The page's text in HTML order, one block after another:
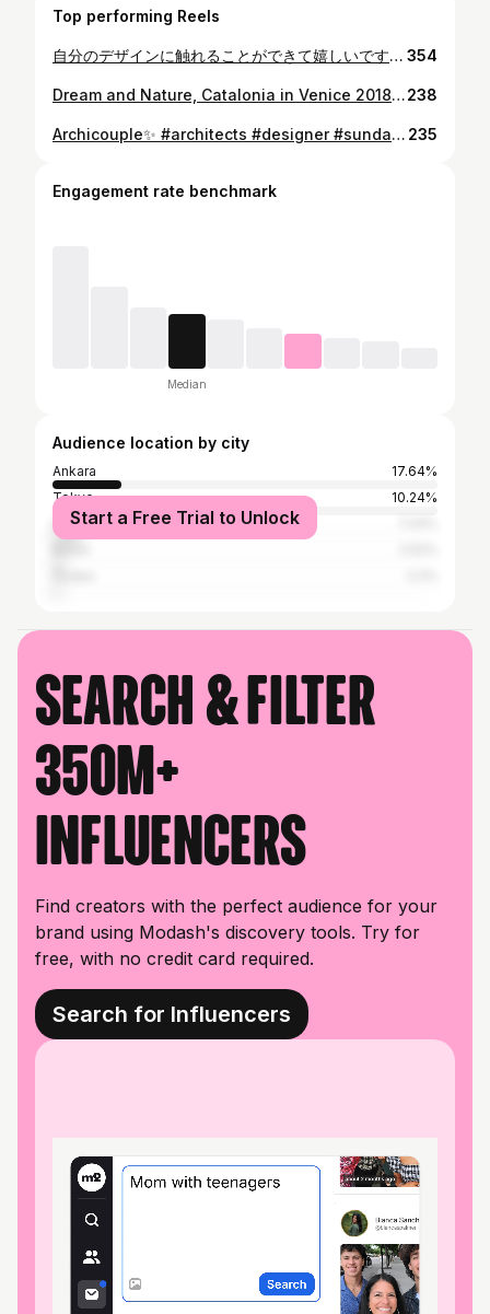
Top performing Reels
自分のデザインに触れることができて嬉しいです。 "KUTU" . Photo credit:@irfanylz Production: Emin Kılıçer Design: Yıldız Kılınçer . #architecture #design #productdesign #furnituredesign #furniture #interiordesign #interiorarchitecture #tasarım #mobilya #içmimar #içmimarlık #dekorasyon #decoration #建築 #インテリア #家具 #デザイン #デザイナー #写真 #アトリエ #ydesignatelier #シンプル #モダン #モダンインテリア #ミニマル 354
Dream and Nature, Catalonia in Venice 2018 by RCR. #venicebiennale #catalonia #rcr #exhibition #architecture #design #venice #italy #ベニス #ビエンナル #建築 #デザイン #イタリア #写真 #日常 #展覧会238
Archicouple✨ #architects #designer #sunday #dailylook #style 235
Engagement rate benchmark
Median
Audience location by city
Ankara
17.64%
Tokyo
10.24%
Istanbul
Start a Free Trial to Unlock
Search & filter
350M+
influencers
Find creators with the perfect audience for your
brand using Modash's discovery tools. Try for
free, with no credit card required.
Search for Influencers